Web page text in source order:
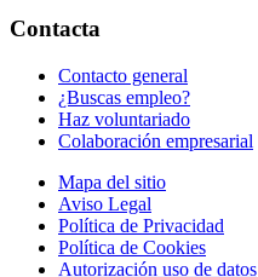
Contacta
Contacto general
¿Buscas empleo?
Haz voluntariado
Colaboración empresarial
Mapa del sitio
Aviso Legal
Política de Privacidad
Política de Cookies
Autorización uso de datos